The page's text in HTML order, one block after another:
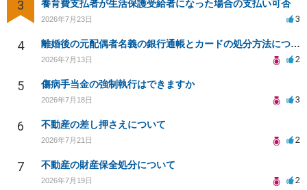
3 養育費支払者が生活保護受給者になった場合の支払い可否
2026年7月23日 3
4 離婚後の元配偶者名義の銀行通帳とカードの処分方法について
2026年7月13日 2
5 傷病手当金の強制執行はできますか
2026年7月18日 3
6 不動産の差し押さえについて
2026年7月21日 2
7 不動産の財産保全処分について
2026年7月19日 2